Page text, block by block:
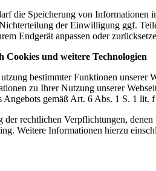
die Speicherung von
der Einwilligung ggf.
Endgerät anpassen oder
und weitere Technologien
bestimmter Funktionen
zu Ihrer Nutzung unserer
Angebots gemäß Art. 6 Abs. 1 S. 1 lit.
rechtlichen Verpflichtungen,
Weitere Informationen hierzu